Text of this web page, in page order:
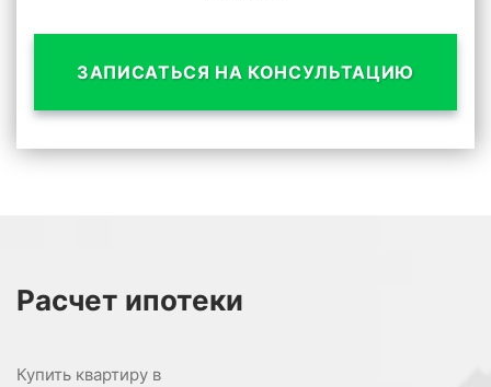
ЗАПИСАТЬСЯ НА КОНСУЛЬТАЦИЮ
Расчет ипотеки
Купить квартиру в